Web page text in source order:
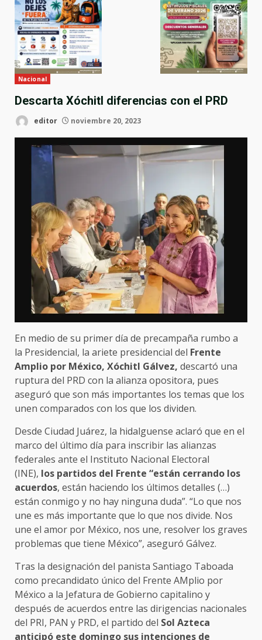
Nacional
Descarta Xóchitl diferencias con el PRD
editor noviembre 20, 2023
En medio de su primer día de precampaña rumbo a
la Presidencial, la ariete presidencial del Frente
Amplio por México, Xóchitl Gálvez, descartó una
ruptura del PRD con la alianza opositora, pues
aseguró que son más importantes los temas que los
unen comparados con los que los dividen.
Desde Ciudad Juárez, la hidalguense aclaró que en el
marco del último día para inscribir las alianzas
federales ante el Instituto Nacional Electoral
(INE), los partidos del Frente “están cerrando los
acuerdos, están haciendo los últimos detalles (…)
están conmigo y no hay ninguna duda”. “Lo que nos
une es más importante que lo que nos divide. Nos
une el amor por México, nos une, resolver los graves
problemas que tiene México”, aseguró Gálvez.
Tras la designación del panista Santiago Taboada
como precandidato único del Frente AMplio por
México a la Jefatura de Gobierno capitalino y
después de acuerdos entre las dirigencias nacionales
del PRI, PAN y PRD, el partido del Sol Azteca
anticipó este domingo sus intenciones de